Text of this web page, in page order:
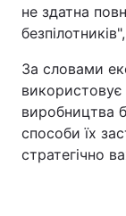
не здатна
За словами
використовує
виробництва
способи їх
стратегічно